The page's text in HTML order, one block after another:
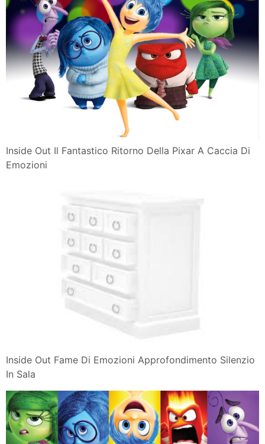
Inside Out Il Fantastico Ritorno Della Pixar A Caccia Di
Emozioni
Inside Out Fame Di Emozioni Approfondimento Silenzio
In Sala